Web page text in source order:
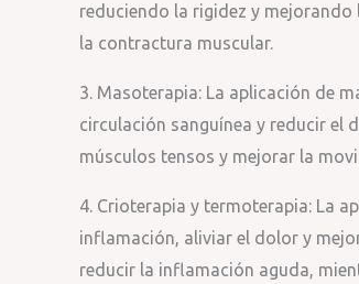
reduciendo la rigidez y
la contractura muscular.
3. Masoterapia: La aplicación de
circulación sanguínea y reducir el
músculos tensos y mejorar la
4. Crioterapia y termoterapia: La
inflamación, aliviar el dolor y
reducir la inflamación aguda,